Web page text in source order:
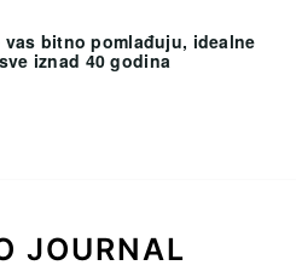
vas bitno pomlađuju, idealne
iznad 40 godina
JOURNAL